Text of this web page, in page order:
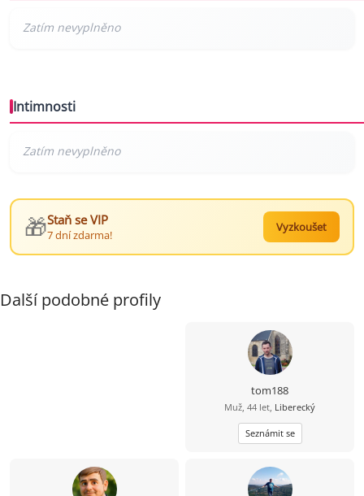
Intimnosti
🎁Staň se VIP
7 dní zdarma!
Vyzkoušet
Další podobné profily
tom188
Muž, 44 let, Liberecký
Seznámit se